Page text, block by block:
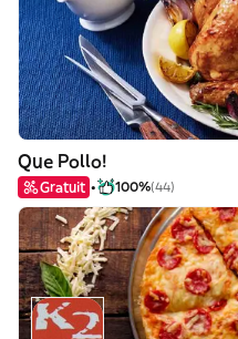
Que Pollo!
Gratuit 100%(44)